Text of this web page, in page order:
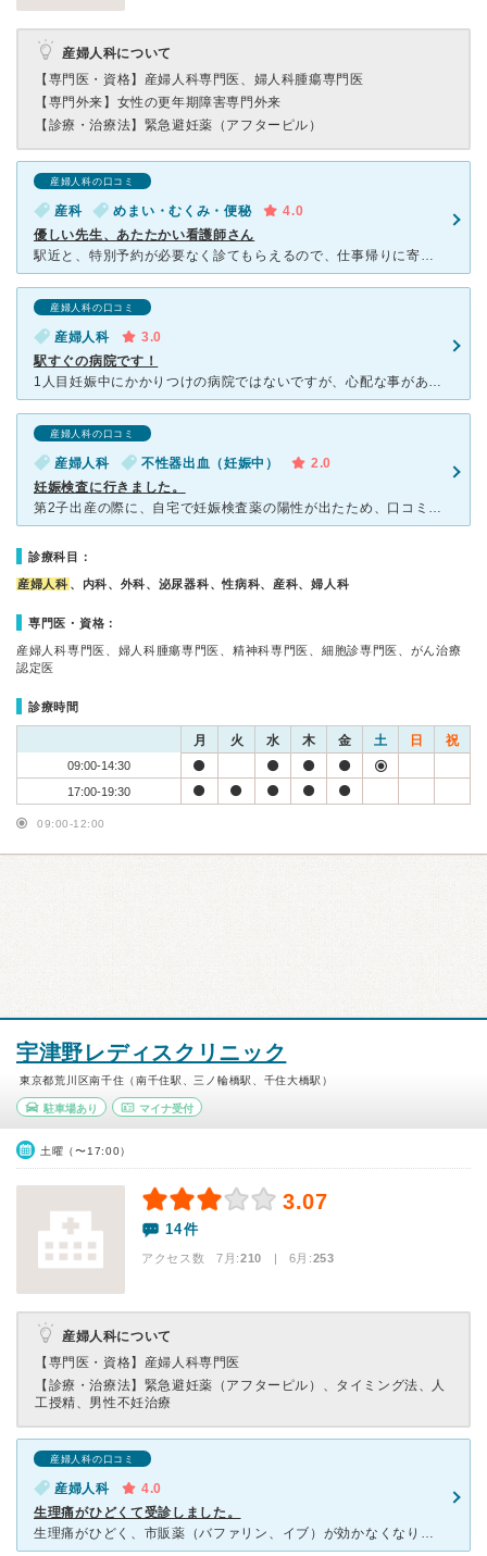
産婦人科について
【専門医・資格】 産婦人科専門医、婦人科腫瘍専門医
【専門外来】 女性の更年期障害専門外来
【診療・治療法】 緊急避妊薬（アフターピル）
産婦人科の口コミ
産科 めまい・むくみ・便秘
4.0
優しい先生、あたたかい看護師さん
駅近と、特別予約が必要なく診てもらえるので、仕事帰りに寄りやすく、利用させてもらっています。ビルも新しいのか、中も綺麗で清潔感があります。 看護師さんが、フレンドリーであたたかく対応してくださる方が
産婦人科の口コミ
産婦人科
3.0
駅すぐの病院です！
1人目妊娠中にかかりつけの病院ではないですが、心配な事がありこちらの病院を受診しました。最初は入り口がイマイチわからず、ウロウロしましたが無事にたどり着く事ができました。私が行った時間帯は夕方すぎに行
産婦人科の口コミ
産婦人科 不性器出血（妊娠中）
2.0
妊娠検査に行きました。
第2子出産の際に、自宅で妊娠検査薬の陽性が出たため、口コミも良いこちらの病院で検査してもらいに伺いました。 近所に分娩出来る施設が少なく、上の子もいるため、妊婦検診だけでも出来れば近所のここに通いた
診療科目：
産婦人科 、内科、外科、泌尿器科、性病科、産科、婦人科
専門医・資格：
産婦人科専門医、婦人科腫瘍専門医、精神科専門医、細胞診専門医、がん治療
認定医
診療時間
月 火 水 木 金 土 日 祝
09:00-14:30
17:00-19:30
09:00-12:00
宇津野レディスクリニック
東京都荒川区南千住（南千住駅、三ノ輪橋駅、千住大橋駅）
駐車場あり マイナ受付
土曜（〜17:00）
3.07
14件
アクセス数 7月:210 | 6月:253
産婦人科について
【専門医・資格】 産婦人科専門医
【診療・治療法】 緊急避妊薬（アフターピル）、タイミング法、人
工授精、男性不妊治療
産婦人科の口コミ
産婦人科
4.0
生理痛がひどくて受診しました。
生理痛がひどく、市販薬（バファリン、イブ）が効かなくなりだしたので、ネット検索し、口コミ、利便性と診療時間などをみてこちらを受診しました。待合スペースは、雑誌などもあり、ゆっくりと待つ事ができます。実